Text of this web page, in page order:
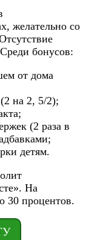
желательно со
бонусов:
от дома
на 2, 5/2);
(2 раза в
детям.
На
30 процентов.